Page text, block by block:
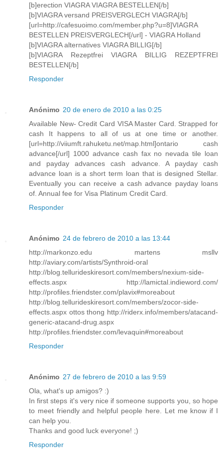
[b]erection VIAGRA VIAGRA BESTELLEN[/b]
[b]VIAGRA versand PREISVERGLECH VIAGRA[/b]
[url=http://cafesuoimo.com/member.php?u=8]VIAGRA
BESTELLEN PREISVERGLECH[/url] - VIAGRA Holland
[b]VIAGRA alternatives VIAGRA BILLIG[/b]
[b]VIAGRA Rezeptfrei VIAGRA BILLIG REZEPTFREI
BESTELLEN[/b]
Responder
Anónimo 20 de enero de 2010 a las 0:25
Available New- Credit Card VISA Master Card. Strapped for
cash It happens to all of us at one time or another.
[url=http://viiumft.rahuketu.net/map.html]ontario cash
advance[/url] 1000 advance cash fax no nevada tile loan
and payday advances cash advance. A payday cash
advance loan is a short term loan that is designed Stellar.
Eventually you can receive a cash advance payday loans
of. Annual fee for Visa Platinum Credit Card.
Responder
Anónimo 24 de febrero de 2010 a las 13:44
http://markonzo.edu martens msllv
http://aviary.com/artists/Synthroid-oral
http://blog.tellurideskiresort.com/members/nexium-side-
effects.aspx http://lamictal.indieword.com/
http://profiles.friendster.com/plavix#moreabout
http://blog.tellurideskiresort.com/members/zocor-side-
effects.aspx ottos thong http://riderx.info/members/atacand-
generic-atacand-drug.aspx
http://profiles.friendster.com/levaquin#moreabout
Responder
Anónimo 27 de febrero de 2010 a las 9:59
Ola, what's up amigos? :)
In first steps it's very nice if someone supports you, so hope
to meet friendly and helpful people here. Let me know if I
can help you.
Thanks and good luck everyone! ;)
Responder